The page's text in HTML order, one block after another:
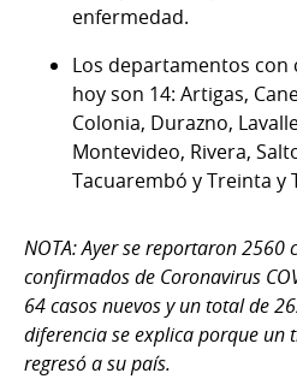
enfermedad.
Los departamentos con
hoyson 14: Artigas,
Colonia, Durazno,
Montevideo, Rivera,
Tacuarembó y Treinta y
NOTA: Ayer se reportaron 2560
confirmados de Coronavirus
64casos nuevos y un total de 2
diferencia se explica porque un
regresó a su país.